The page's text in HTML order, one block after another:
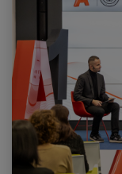
МК SQ
Приватни
Поддршка